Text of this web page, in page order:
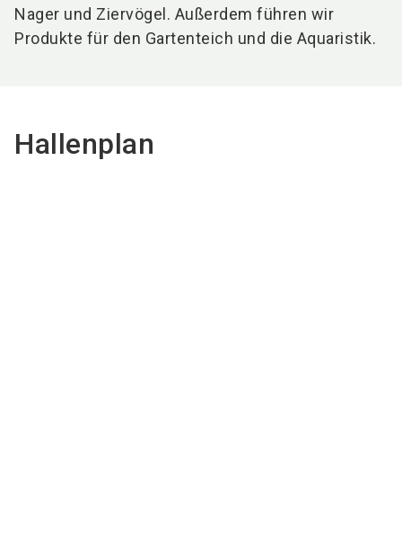
Nager und Ziervögel. Außerdem führen wir
Produkte für den Gartenteich und die Aquaristik.
Hallenplan